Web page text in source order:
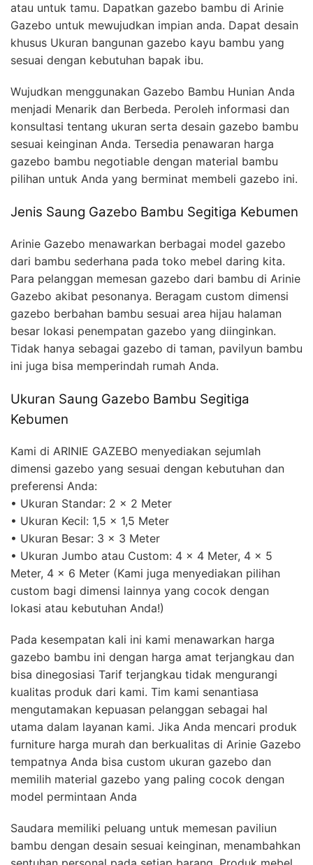
atau untuk tamu. Dapatkan gazebo bambu di Arinie
Gazebo untuk mewujudkan impian anda. Dapat desain
khusus Ukuran bangunan gazebo kayu bambu yang
sesuai dengan kebutuhan bapak ibu.
Wujudkan menggunakan Gazebo Bambu Hunian Anda
menjadi Menarik dan Berbeda. Peroleh informasi dan
konsultasi tentang ukuran serta desain gazebo bambu
sesuai keinginan Anda. Tersedia penawaran harga
gazebo bambu negotiable dengan material bambu
pilihan untuk Anda yang berminat membeli gazebo ini.
Jenis Saung Gazebo Bambu Segitiga Kebumen
Arinie Gazebo menawarkan berbagai model gazebo
dari bambu sederhana pada toko mebel daring kita.
Para pelanggan memesan gazebo dari bambu di Arinie
Gazebo akibat pesonanya. Beragam custom dimensi
gazebo berbahan bambu sesuai area hijau halaman
besar lokasi penempatan gazebo yang diinginkan.
Tidak hanya sebagai gazebo di taman, pavilyun bambu
ini juga bisa memperindah rumah Anda.
Ukuran Saung Gazebo Bambu Segitiga
Kebumen
Kami di ARINIE GAZEBO menyediakan sejumlah
dimensi gazebo yang sesuai dengan kebutuhan dan
preferensi Anda:
• Ukuran Standar: 2 x 2 Meter
• Ukuran Kecil: 1,5 x 1,5 Meter
• Ukuran Besar: 3 x 3 Meter
• Ukuran Jumbo atau Custom: 4 x 4 Meter, 4 x 5
Meter, 4 x 6 Meter (Kami juga menyediakan pilihan
custom bagi dimensi lainnya yang cocok dengan
lokasi atau kebutuhan Anda!)
Pada kesempatan kali ini kami menawarkan harga
gazebo bambu ini dengan harga amat terjangkau dan
bisa dinegosiasi Tarif terjangkau tidak mengurangi
kualitas produk dari kami. Tim kami senantiasa
mengutamakan kepuasan pelanggan sebagai hal
utama dalam layanan kami. Jika Anda mencari produk
furniture harga murah dan berkualitas di Arinie Gazebo
tempatnya Anda bisa custom ukuran gazebo dan
memilih material gazebo yang paling cocok dengan
model permintaan Anda
Saudara memiliki peluang untuk memesan paviliun
bambu dengan desain sesuai keinginan, menambahkan